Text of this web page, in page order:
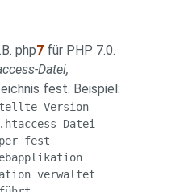
php7 für PHP 7.0.
Datei,
fest. Beispiel:
Version
Datei
fest
verwaltet